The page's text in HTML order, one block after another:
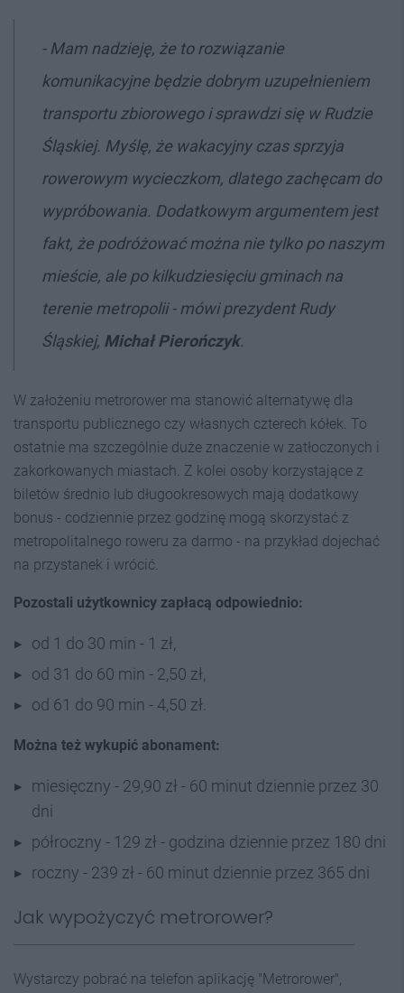
- Mam nadzieję, że to rozwiązanie
komunikacyjne będzie dobrym uzupełnieniem
transportu zbiorowego i sprawdzi się w Rudzie
Śląskiej. Myślę, że wakacyjny czas sprzyja
rowerowym wycieczkom, dlatego zachęcam do
wypróbowania. Dodatkowym argumentem jest
fakt, że podróżować można nie tylko po naszym
mieście, ale po kilkudziesięciu gminach na
terenie metropolii - mówi prezydent Rudy
Śląskiej, Michał Pierończyk.
W założeniu metrorower ma stanowić alternatywę dla
transportu publicznego czy własnych czterech kółek. To
ostatnie ma szczególnie duże znaczenie w zatłoczonych i
zakorkowanych miastach. Z kolei osoby korzystające z
biletów średnio lub długookresowych mają dodatkowy
bonus - codziennie przez godzinę mogą skorzystać z
metropolitalnego roweru za darmo - na przykład dojechać
na przystanek i wrócić.
Pozostali użytkownicy zapłacą odpowiednio:
od 1 do 30 min - 1 zł,
od 31 do 60 min - 2,50 zł,
od 61 do 90 min - 4,50 zł.
Można też wykupić abonament:
miesięczny - 29,90 zł - 60 minut dziennie przez 30
dni
półroczny - 129 zł - godzina dziennie przez 180 dni
roczny - 239 zł - 60 minut dziennie przez 365 dni
Jak wypożyczyć metrorower?
Wystarczy pobrać na telefon aplikację "Metrorower",